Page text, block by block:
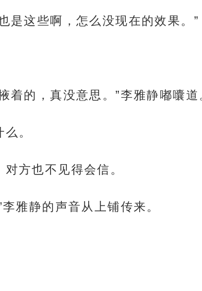
是这些啊，怎么没现在的效果。”
着的，真没意思。”李雅静嘟囔道
。
方也不见得会信。
雅静的声音从上铺传来。